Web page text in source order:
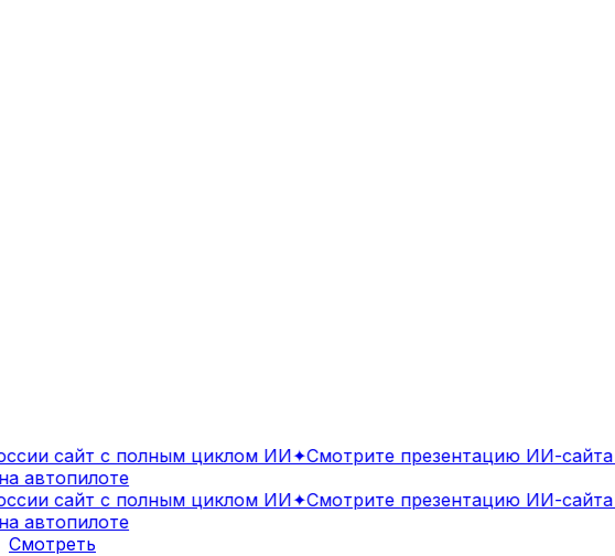
сайт с полным циклом ИИ✦Смотрите презентацию ИИ-сайта
сайт с полным циклом ИИ✦Смотрите презентацию ИИ-сайта
Смотреть